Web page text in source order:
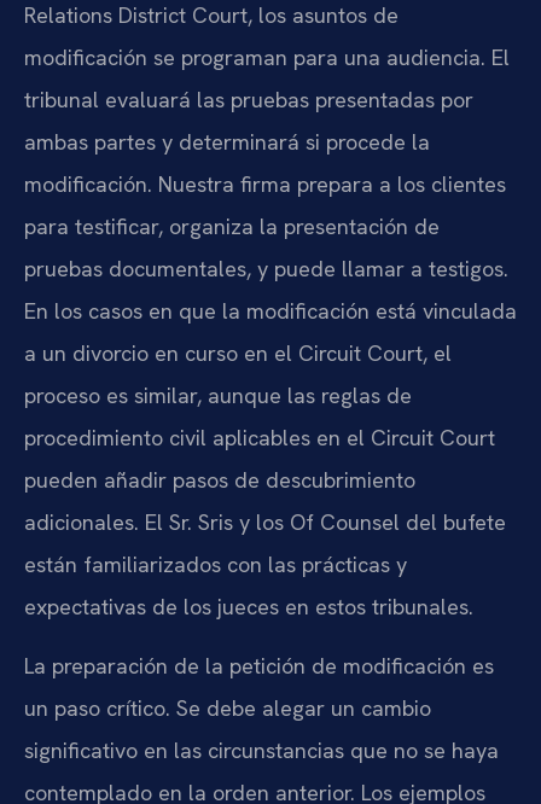
Relations District Court, los asuntos de
modificación se programan para una audiencia. El
tribunal evaluará las pruebas presentadas por
ambas partes y determinará si procede la
modificación. Nuestra firma prepara a los clientes
para testificar, organiza la presentación de
pruebas documentales, y puede llamar a testigos.
En los casos en que la modificación está vinculada
a un divorcio en curso en el Circuit Court, el
proceso es similar, aunque las reglas de
procedimiento civil aplicables en el Circuit Court
pueden añadir pasos de descubrimiento
adicionales. El Sr. Sris y los Of Counsel del bufete
están familiarizados con las prácticas y
expectativas de los jueces en estos tribunales.
La preparación de la petición de modificación es
un paso crítico. Se debe alegar un cambio
significativo en las circunstancias que no se haya
contemplado en la orden anterior. Los ejemplos